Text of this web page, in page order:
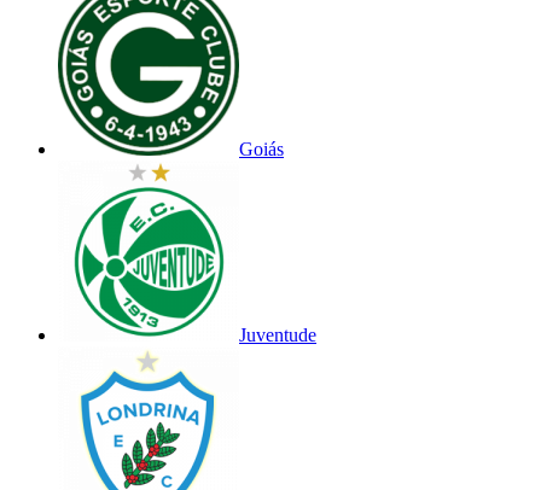
Goiás
Juventude